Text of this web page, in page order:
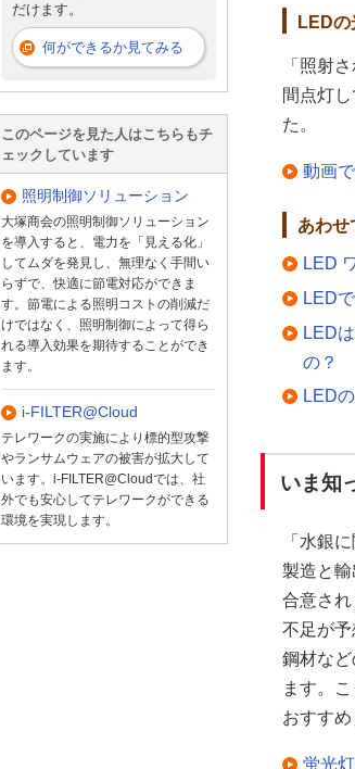
LEDの
「照射
間点灯
た。
動画
あわせ
LED
LED
LED
の？
LED
いま知
「水銀
製造と
合意さ
不足が予
鋼材な
ます。
おすすめ
蛍光
だけます。
何ができるか見てみる
このページを見た人はこちらもチ
ェックしています
照明制御ソリューション
大塚商会の照明制御ソリューション
を導入すると、電力を「見える化」
してムダを発見し、無理なく手間い
らずで、快適に節電対応ができま
す。節電による照明コストの削減だ
けではなく、照明制御によって得ら
れる導入効果を期待することができ
ます。
i-FILTER@Cloud
テレワークの実施により標的型攻撃
やランサムウェアの被害が拡大して
います。i-FILTER@Cloudでは、社
外でも安心してテレワークができる
環境を実現します。